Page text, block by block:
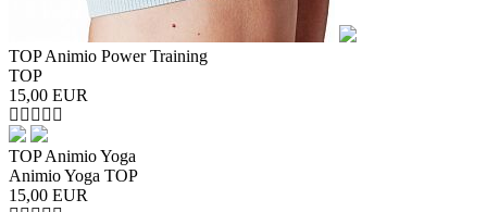
TOP Animio Power Training
TOP
15,00 EUR
TOP Animio Yoga
Animio Yoga TOP
15,00 EUR